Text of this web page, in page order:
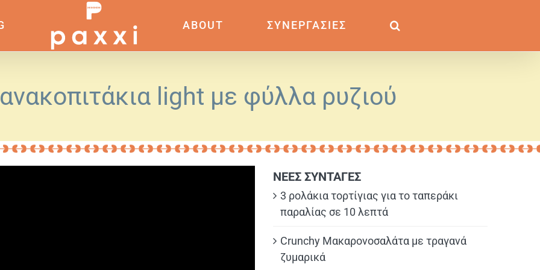
ABOUT ΣΥΝΕΡΓΑΣΙΕΣ
light με φύλλα ρυζιού
ΝΕΕΣ ΣΥΝΤΑΓΕΣ
3 ρολάκια τορτίγιας για το ταπεράκι
παραλίας σε 10 λεπτά
Crunchy Μακαρονοσαλάτα με τραγανά
ζυμαρικά